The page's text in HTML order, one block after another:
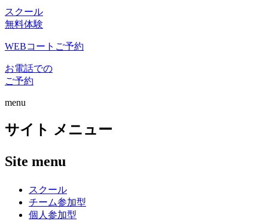
スクール
無料体験
WEBコートご予約
お電話での
ご予約
menu
サイト メニュー
Site menu
スクール
チーム参加型
個人参加型